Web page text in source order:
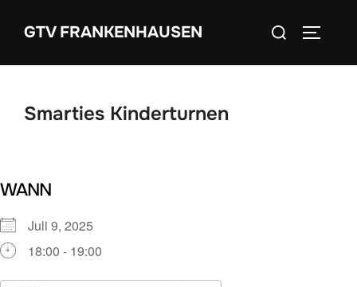
InhaltGTV FRANKENHAUSEN
Suchen
Smarties Kinderturnen
WANN
Juli 9, 2025
18:00 - 19:00